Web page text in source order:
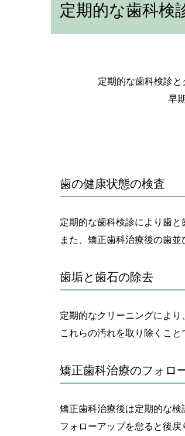
定期的な歯科検
定期的な歯科検診
早
歯の健康状態の検査
定期的な歯科検診により歯
また、矯正歯科治療後の歯
歯垢と歯石の除去
定期的なクリーニングにより
これらの汚れを取り除くこ
矯正歯科治療のフォロ
矯正歯科治療後は定期的な
フォローアップを怠ると後戻